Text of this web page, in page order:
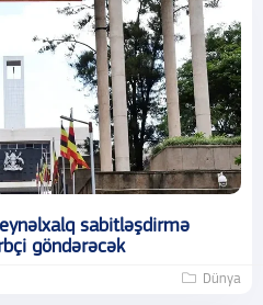
sabitləşdirmə
göndərəcək
Dünya